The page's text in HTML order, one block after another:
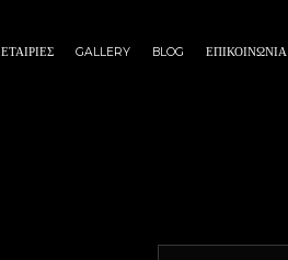
ΕΤΑΙΡΙΕΣ GALLERY BLOG ΕΠΙΚΟΙΝΩΝΙΑ